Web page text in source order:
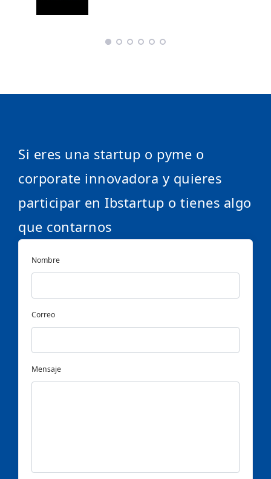
Si eres una startup o pyme o
corporate innovadora y quieres
participar en Ibstartup o tienes algo
que contarnos
Nombre
Correo
Mensaje